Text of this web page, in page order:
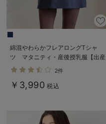
綿混やわらかフレアロングTシャ
ツ マタニティ・産後授乳服【出産
後も長く使える】
2件
￥3,990 税込